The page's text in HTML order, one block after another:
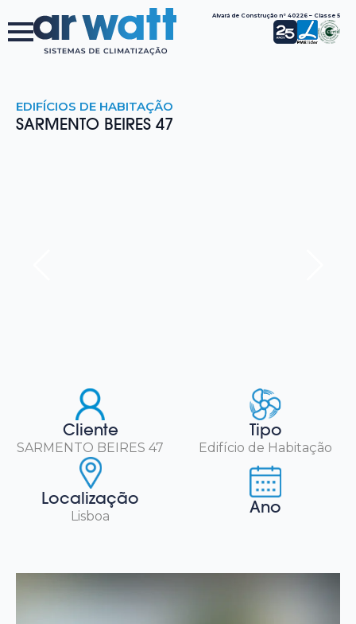
Alvará de Construção nº 40226 – Classe 5
EDIFÍCIOS DE HABITAÇÃO
SARMENTO BEIRES 47
Cliente
SARMENTO BEIRES 47
Tipo
Edifício de Habitação
Localização
Lisboa Ano